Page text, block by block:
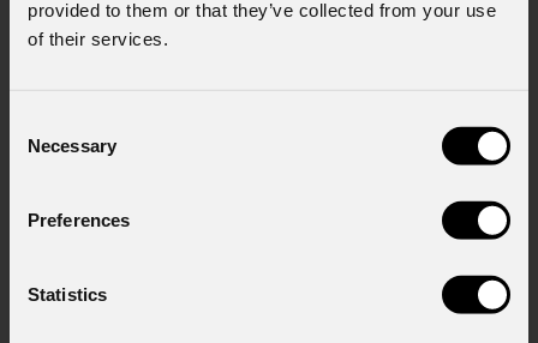
provided to them or that they’ve collected from your use
of their services.
Selection
Necessary
Preferences
Statistics
Cell.